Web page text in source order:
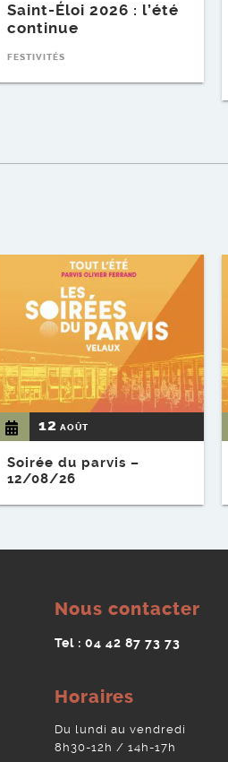
Saint-Éloi 2026 : l’été
continue
FESTIVITÉS
12 AOÛT
Soirée du parvis –
12/08/26
Voir l'événement
Nous contacter
Tel : 04 42 87 73 73
Horaires
Du lundi au vendredi
8h30-12h / 14h-17h